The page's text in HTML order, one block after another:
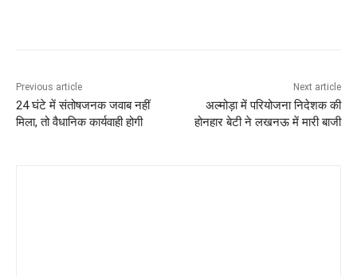
Previous article
24 घंटे में संतोषजनक जवाब नहीं
मिला, तो वैधानिक कार्यवाही होगी
Next article
अल्मोड़ा में परियोजना निदेशक की
होनहार बेटी ने लखनऊ में मारी बाजी